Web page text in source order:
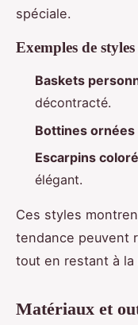
spéciale.
Exemples de
Baskets
décontracté.
Bottines ornées
Escarpins
élégant.
Ces styles
tendance peuvent
tout en restant à la
Matériaux et